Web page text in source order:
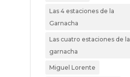
Las 4 estaciones de la
Garnacha
Las cuatro estaciones de la
garnacha
Miguel Lorente